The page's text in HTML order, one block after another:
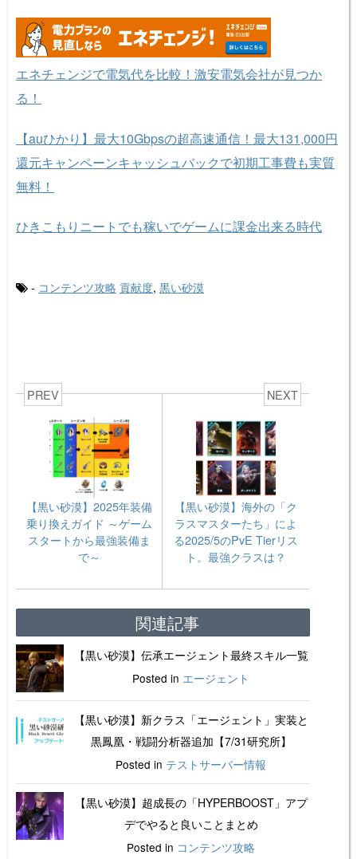
エネチェンジで電気代を比較！激安電気会社が見つか
る！
【auひかり】最大10Gbpsの超高速通信！最大131,000円
還元キャンペーンキャッシュバックで初期工事費も実質
無料！
ひきこもりニートでも稼いでゲームに課金出来る時代
- コンテンツ攻略 貢献度, 黒い砂漠
PREV
【黒い砂漠】2025年装備
乗り換えガイド ～ゲーム
スタートから最強装備ま
で～
NEXT
【黒い砂漠】海外の「ク
ラスマスターたち」によ
る2025/5のPvE Tierリス
ト。最強クラスは？
関連記事
【黒い砂漠】伝承エージェント最終スキル一覧
Posted in エージェント
【黒い砂漠】新クラス「エージェント」実装と
黒鳳凰・戦闘分析器追加【7/31研究所】
Posted in テストサーバー情報
【黒い砂漠】超成長の「HYPERBOOST」アプ
デでやると良いことまとめ
Posted in コンテンツ攻略